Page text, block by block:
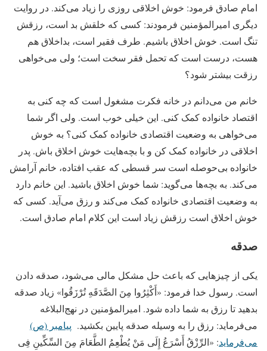
امام صادق فرمود: خوش اخلاقی روزی را زیاد می‌کند. در روایت
دیگری امیرالمؤمنین فرمودند: کسی که خلقش بد است، رزقش
تنگ است. خوش اخلاق باشیم. طرف فقیر است، بداخلاق هم
هست، درست است که تحمل فقر سخت است؛ ولی می‌خواهی
رزقت بیشتر شود؟
خانم من می‌دانم در خانه فکرت مشغول است که چه کنی به
اقتصاد خانواده کمک کنی. این خیلی خوب است. ولی اگر شما
می‌خواهی به وضعیت اقتصادی خانواده کمک کنی؟ به خوش
اخلاقی در خانواده کمک کن و با بچه‌هایت خوش اخلاق باش. پدر
خانواده بی‌حوصله است سر قسطی که عقب افتاده، خانم آرامش
می‌کند. به بچه‌ها می‌گوید: شما خوش اخلاق باشید. این خانم دارد
به وضعیت اقتصادی خانواده کمک می‌کند و رزق می‌آید. کسی که
خوش اخلاق است رزقش زیاد است این کلام امام صادق است.
صدقه
یکی از چیزهایی که باعث حل مشکل مالی می‌شود، صدقه دادن
است. رسول خدا فرمود: «أَکْثِرُوا مِنَ‏ الصَّدَقَهِ تُرْزَقُوا» زیاد صدقه
بدهید تا رزق به شما داده شود. امیرالمؤمنین در نهج‌البلاغه
می‌فرماید: رزق را به وسیله صدقه پایین بکشید. پیامبر (ص)
می‌فرماید: «الرِّزْقُ أَسْرَعُ إِلَى مَنْ یُطْعِمُ الطَّعَامَ مِنَ السِّکِّینِ‏ فِی‏